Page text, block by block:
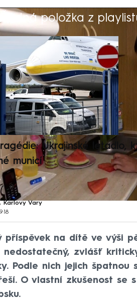
Žádná položka z
Ukrajinské letadlo,
municí
Karlovy Vary
příspěvek na dítě ve výši
nedostatečný, zvlášť
Podle nich jejich špatnou
O vlastní zkušenost se